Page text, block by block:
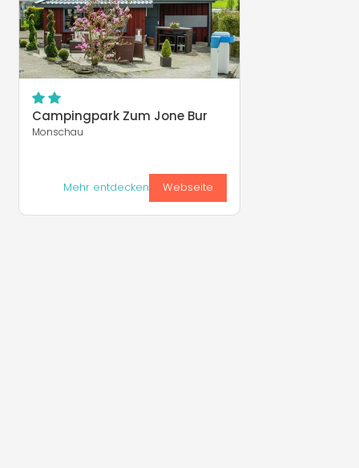
Campingpark Zum Jone Bur
Monschau
Mehr entdecken Webseite